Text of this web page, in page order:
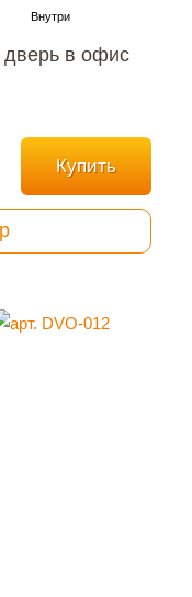
дверь в офис
Купить